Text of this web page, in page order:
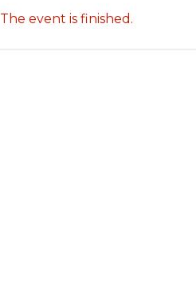
The event is finished.